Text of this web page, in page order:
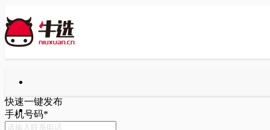
快速一键发布
手机号码*